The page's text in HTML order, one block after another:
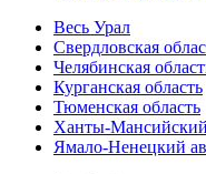
Весь Урал
Свердловская
Челябинская
Курганская область
Тюменская область
Ханты-
Ямало-Ненецкий